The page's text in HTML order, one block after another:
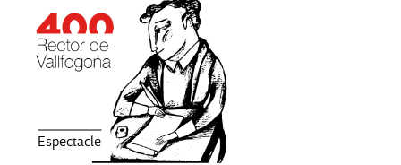
Espectacle